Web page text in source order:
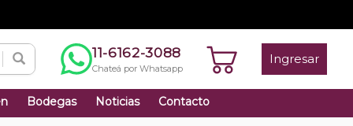
11-6162-3088
Chateá por Whatsapp
Ingresar
Bodegas Noticias Contacto